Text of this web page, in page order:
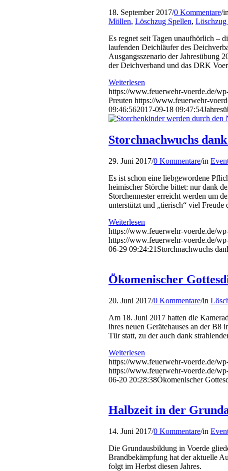
18. September 2017/0 Kommentare/in
Möllen, Löschzug Spellen, Löschzug
Es regnet seit Tagen unaufhörlich –
laufenden Deichläufer des
Ausgangsszenario der Jahresübung
der Deichverband und das DRK
Weiterlesen
https://www.feuerwehr-voerde.de/
Preuten https://www.feuerwehr-
09:46:562017-09-18 09:47:54
Storchnachwuchs
29. Juni 2017/0 Kommentare/in
Es ist schon eine liebgewordene
heimischer Störche bittet: nur dank
Storchennester erreicht werden um
unterstützt und „tierisch“ viel Freude
Weiterlesen
https://www.feuerwehr-voerde.de/
https://www.feuerwehr-voerde.de/
06-29 09:24:21 Storchnachwuchs
Ökomenischer
20. Juni 2017/0 Kommentare/in
Am 18. Juni 2017 hatten die
ihres neuen Gerätehauses an der
Tür statt, zu der auch dank
Weiterlesen
https://www.feuerwehr-voerde.de/
https://www.feuerwehr-voerde.de/
06-20 20:28:38Ökomenischer
Halbzeit in der
14. Juni 2017/0 Kommentare/in
Die Grundausbildung in Voerde
Brandbekämpfung hat der aktuelle
folgt im Herbst diesen Jahres.